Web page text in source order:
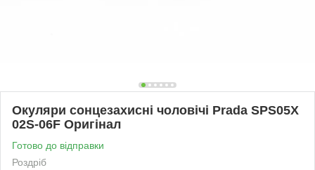
Окуляри сонцезахисні чоловічі Prada SPS05X
02S-06F Оригінал
Готово до відправки
Роздріб